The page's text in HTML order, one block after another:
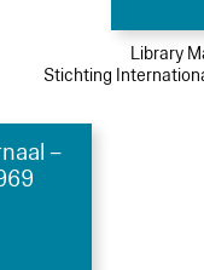
Library
Stichting
–